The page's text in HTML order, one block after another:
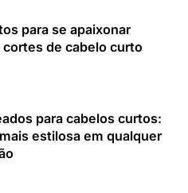
para se apaixonar
cortes de cabelo curto
para cabelos curtos:
estilosa em qualquer